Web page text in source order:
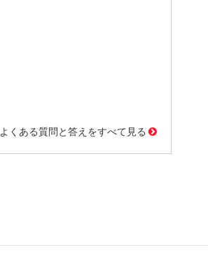
よくある質問と答えをすべて見る